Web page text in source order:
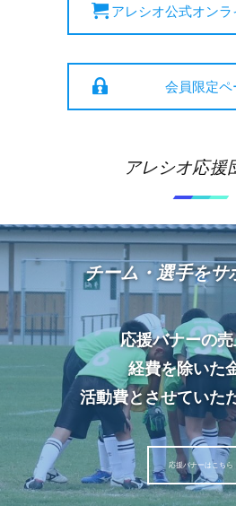
アレシオ公式オン
会員限定
アレシオ応援
チーム・選手をサ
応援バナーの
経費を除いた
活動費とさせていた
応援バナーはこちら